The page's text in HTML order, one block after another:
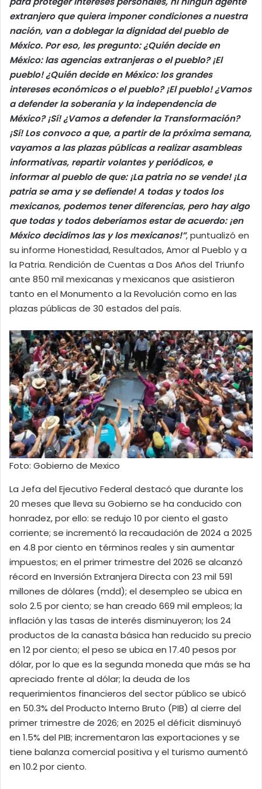
extranjero que quiera imponer condiciones a nuestra
nación, van a doblegar la dignidad del pueblo de
México. Por eso, les pregunto: ¿Quién decide en
México: las agencias extranjeras o el pueblo? ¡El
pueblo! ¿Quién decide en México: los grandes
intereses económicos o el pueblo? ¡El pueblo! ¿Vamos
a defender la soberanía y la independencia de
México? ¡Sí! ¿Vamos a defender la Transformación?
¡Sí! Los convoco a que, a partir de la próxima semana,
vayamos a las plazas públicas a realizar asambleas
informativas, repartir volantes y periódicos, e
informar al pueblo de que: ¡La patria no se vende! ¡La
patria se ama y se defiende! A todas y todos los
mexicanos, podemos tener diferencias, pero hay algo
que todas y todos deberíamos estar de acuerdo: ¡en
México decidimos las y los mexicanos!”, puntualizó en
su informe Honestidad, Resultados, Amor al Pueblo y a
la Patria. Rendición de Cuentas a Dos Años del Triunfo
ante 850 mil mexicanas y mexicanos que asistieron
tanto en el Monumento a la Revolución como en las
plazas públicas de 30 estados del país.
Foto: Gobierno de Mexico
La Jefa del Ejecutivo Federal destacó que durante los
20 meses que lleva su Gobierno se ha conducido con
honradez, por ello: se redujo 10 por ciento el gasto
corriente; se incrementó la recaudación de 2024 a 2025
en 4.8 por ciento en términos reales y sin aumentar
impuestos; en el primer trimestre del 2026 se alcanzó
récord en Inversión Extranjera Directa con 23 mil 591
millones de dólares (mdd); el desempleo se ubica en
solo 2.5 por ciento; se han creado 669 mil empleos; la
inflación y las tasas de interés disminuyeron; los 24
productos de la canasta básica han reducido su precio
en 12 por ciento; el peso se ubica en 17.40 pesos por
dólar, por lo que es la segunda moneda que más se ha
apreciado frente al dólar; la deuda de los
requerimientos financieros del sector público se ubicó
en 50.3% del Producto Interno Bruto (PIB) al cierre del
primer trimestre de 2026; en 2025 el déficit disminuyó
en 1.5% del PIB; incrementaron las exportaciones y se
tiene balanza comercial positiva y el turismo aumentó
en 10.2 por ciento.